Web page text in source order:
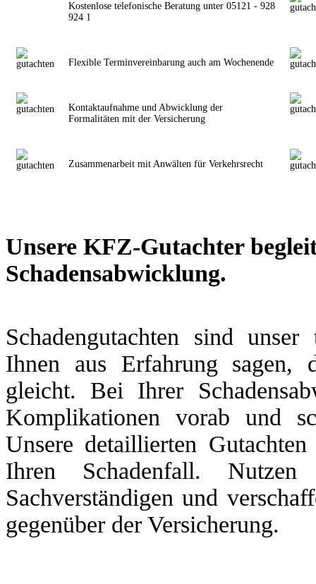
Kostenlose telefonische Beratung unter 05121 - 928
924 1
Flexible Terminvereinbarung auch am Wochenende
Kontaktaufnahme und Abwicklung der
Formalitäten mit der Versicherung
Zusammenarbeit mit Anwälten für Verkehrsrecht
Unsere KFZ-Gutachter
Schadensabwicklung.
Schadengutachten sind
Ihnen aus Erfahrung sagen,
gleicht. Bei Ihrer
Komplikationen vorab und
Unsere detaillierten
Ihren Schadenfall.
Sachverständigen und
gegenüber der Versicherung.